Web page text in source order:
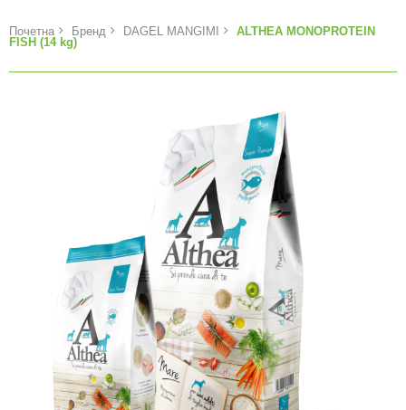
Почетна Бренд DAGEL MANGIMI
ALTHEA MONOPROTEIN
FISH (14 kg)